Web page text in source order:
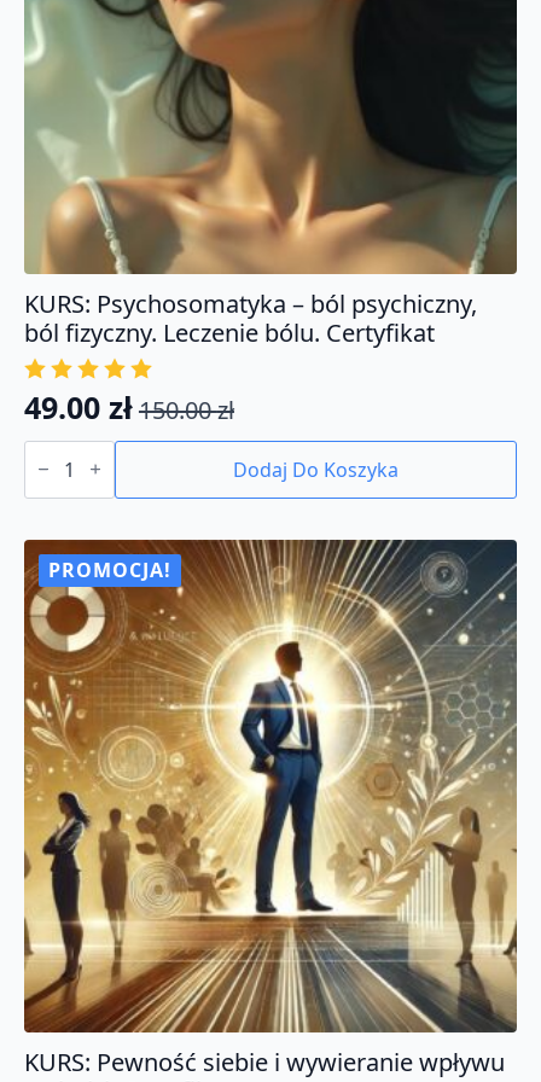
KURS: Psychosomatyka – ból psychiczny,
ból fizyczny. Leczenie bólu. Certyfikat
150.00zł
Pierwotna
cena
wynosiła:
150.00 zł.
49.00 zł
Aktualna
cena
wynosi:
49.00 zł.
ilość
KURS:
-
psychiczny,
ból
fizyczny.
Leczenie
bólu.
Certyfikat
Dodaj Do Koszyka
PROMOCJA!
KURS: Pewność siebie i wywieranie wpływu